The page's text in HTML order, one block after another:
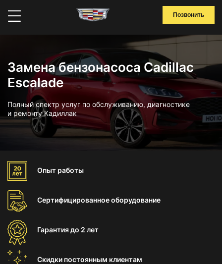
Позвонить
Замена бензонасоса Cadillac
Escalade
Полный спектр услуг по обслуживанию, диагностике
и ремонту Кадиллак
Опыт работы
Сертифицированноеоборудование
Гарантиядо 2 лет
Скидки постоянным клиентам